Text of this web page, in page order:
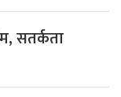
सतर्कता